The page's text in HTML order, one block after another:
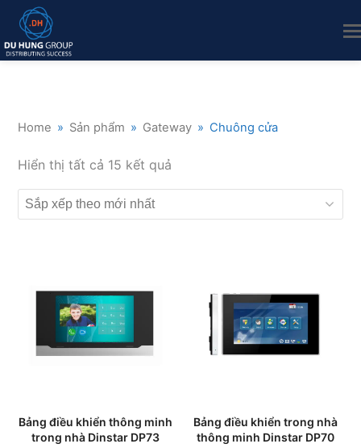
Home » Sản phẩm » Gateway » Chuông cửa
Hiển thị tất cả 15 kết quả
sắp
xếp
Bảng điều khiển thông minh
trong nhà Dinstar DP73
Bảng điều khiển trong nhà
thông minh Dinstar DP70